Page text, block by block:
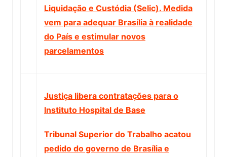
Liquidação e Custódia (Selic). Medida
vem para adequar Brasília à realidade
do País e estimular novos
parcelamentos
Justiça libera contratações para o
Instituto Hospital de Base
Tribunal Superior do Trabalho acatou
pedido do governo de Brasília e